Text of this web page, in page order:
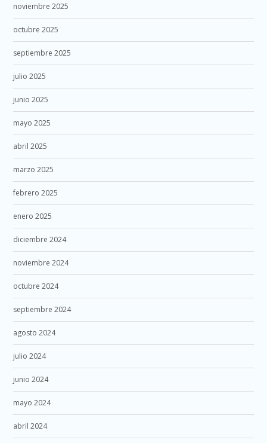
noviembre 2025
octubre 2025
septiembre 2025
julio 2025
junio 2025
mayo 2025
abril 2025
marzo 2025
febrero 2025
enero 2025
diciembre 2024
noviembre 2024
octubre 2024
septiembre 2024
agosto 2024
julio 2024
junio 2024
mayo 2024
abril 2024